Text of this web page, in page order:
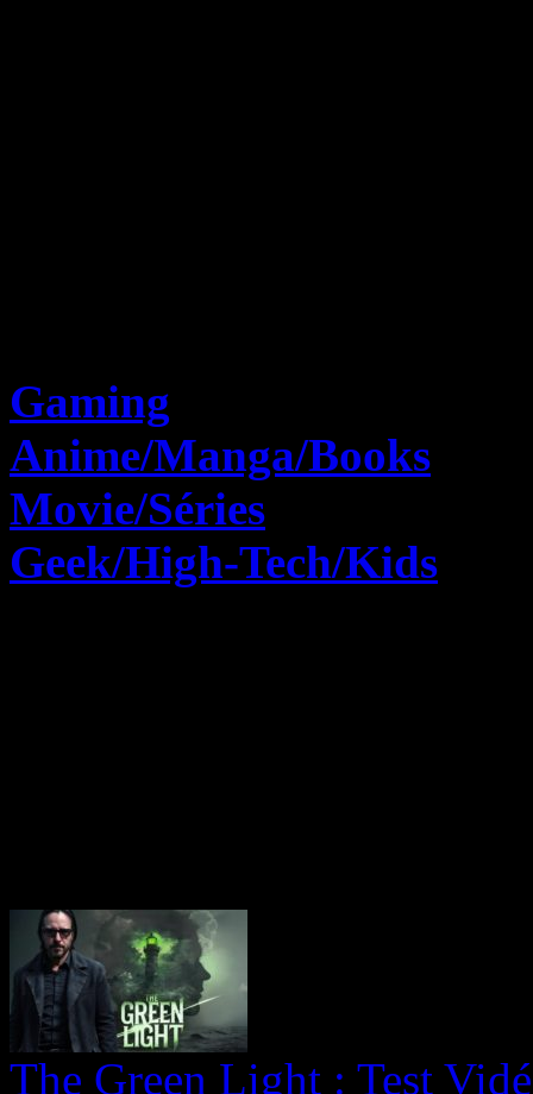
Gaming
Anime/Manga/Books
Movie/Séries
Geek/High-Tech/Kids
The Green Light : Test